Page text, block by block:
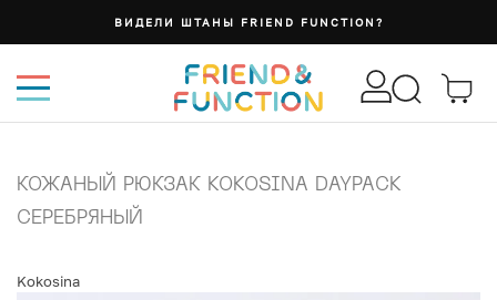
ВИДЕЛИ ШТАНЫ FRIEND FUNCTION?
КОЖАНЫЙ РЮКЗАК KOKOSINA DAYPACK
СЕРЕБРЯНЫЙ
Kokosina